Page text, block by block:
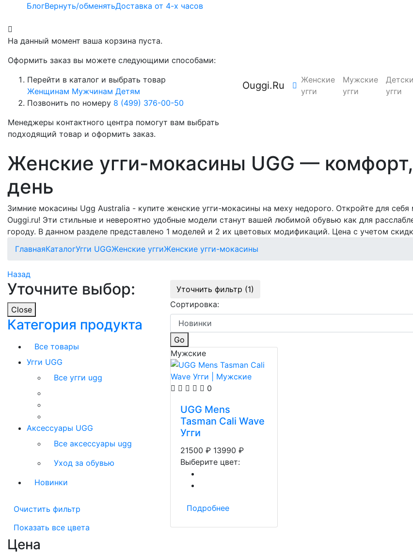
БлогВернуть/обменятьДоставка от 4-х часов
На данный момент ваша корзина пуста.
Оформить заказ вы можете следующими способами:
Перейти в каталог и выбрать товар
Женщинам Мужчинам Детям
Позвонить по номеру 8 (499) 376-00-50
Менеджеры контактного центра помогут вам выбрать
подходящий товар и оформить заказ.
Ouggi.Ru
Женские
угги
Мужские
угги
угги
Женские угги-мокасины UGG —
день
Зимние мокасины Ugg Australia - купите женские угги-мокасины на меху недорого. Откройте для
Ouggi.ru! Эти стильные и невероятно удобные модели станут вашей любимой обувью как для
городу. В данном разделе представлено 1 моделей и 2 их цветовых модификаций. Цена с учетом
ГлавнаяКаталогУгги UGGЖенские уггиЖенские угги-мокасины
Назад
Уточните выбор:
Close
Категория продукта
Все товары
Угги UGG
Все угги ugg
Аксессуары UGG
Все аксессуары ugg
Уход за обувью
Новинки
Очистить фильтр
Показать все цвета
Цена
Уточнить фильтр (1)
Сортировка:
Go
Мужские
0
UGG Mens
Tasman Cali Wave
Угги
21500 ₽ 13990 ₽
Выберите цвет:
Подробнее